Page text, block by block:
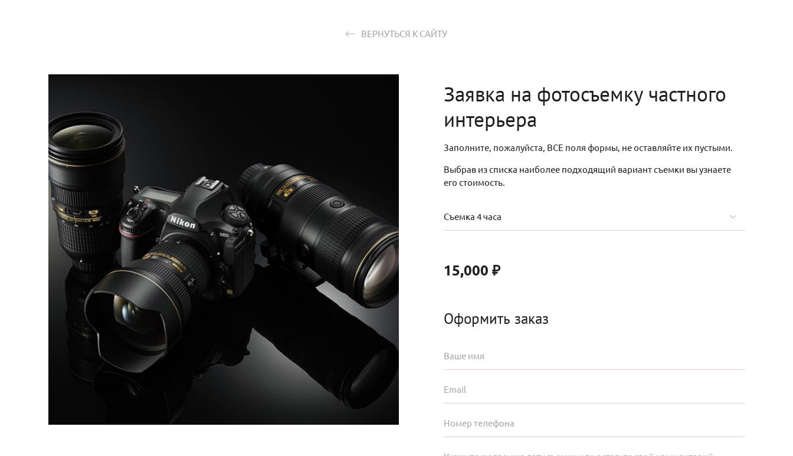
ВЕРНУТЬСЯ К САЙТУ
Заявка на фотосъемку частного
интерьера
Заполните, пожалуйста, ВСЕ поля формы, не оставляйте их пустыми.
Выбрав из списка наиболее подходящий вариант съемки вы узнаете
его стоимость.
15,000 ₽
Оформить заказ